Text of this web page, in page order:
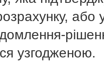
або
узгодженою.